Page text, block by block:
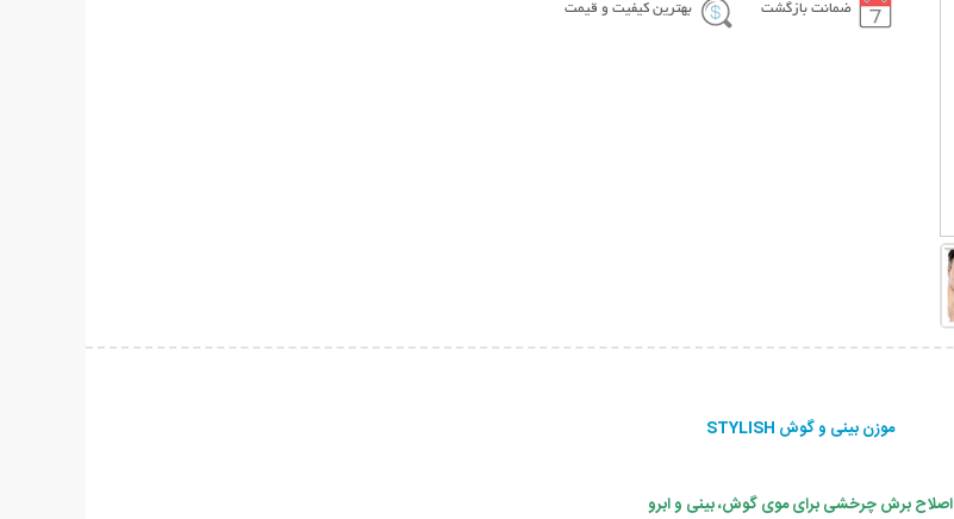
ضمانت بازگشت بهترین کیفیت و قیمت
موزن بینی و گوش STYLISH
اصلاح برش چرخشی برای موی گوش، بینی و ابرو